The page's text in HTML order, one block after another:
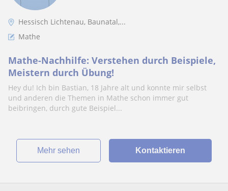
Hessisch Lichtenau, Baunatal,...
Mathe
Mathe-Nachhilfe: Verstehen durch Beispiele,
Meistern durch Übung!
Hey du! Ich bin Bastian, 18 Jahre alt und konnte mir selbst
und anderen die Themen in Mathe schon immer gut
beibringen, durch gute Beispiel...
Mehr sehen Kontaktieren